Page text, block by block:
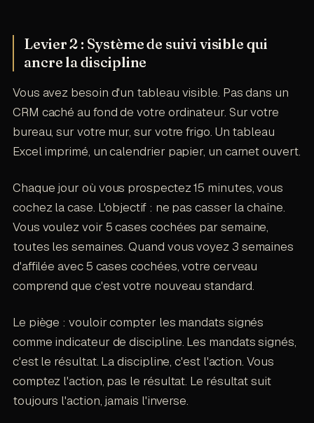
Levier 2 : Système de suivi visible qui
ancre la discipline
Vous avez besoin d'un tableau visible. Pas dans un
CRM caché au fond de votre ordinateur. Sur votre
bureau, sur votre mur, sur votre frigo. Un tableau
Excel imprimé, un calendrier papier, un carnet ouvert.
Chaque jour où vous prospectez 15 minutes, vous
cochez la case. L'objectif : ne pas casser la chaîne.
Vous voulez voir 5 cases cochées par semaine,
toutes les semaines. Quand vous voyez 3 semaines
d'affilée avec 5 cases cochées, votre cerveau
comprend que c'est votre nouveau standard.
Le piège : vouloir compter les mandats signés
comme indicateur de discipline. Les mandats signés,
c'est le résultat. La discipline, c'est l'action. Vous
comptez l'action, pas le résultat. Le résultat suit
toujours l'action, jamais l'inverse.